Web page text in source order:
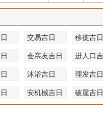
交易吉日 移徙吉日
会亲友吉日 进人口
沐浴吉日 理发吉日
安机械吉日 破屋吉日